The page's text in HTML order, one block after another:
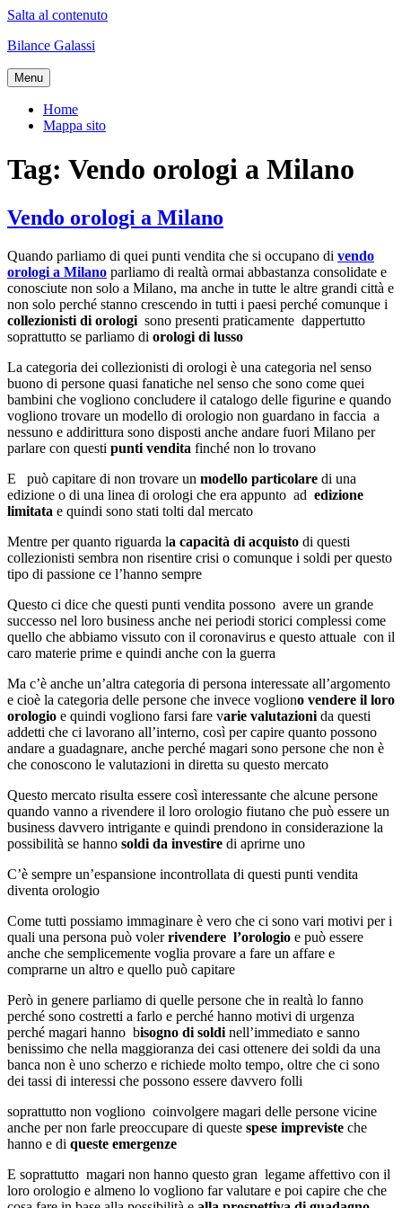
Salta al contenuto
Bilance Galassi
Menu
Home
Mappa sito
Tag: Vendo orologi a Milano
Vendo orologi a Milano
Quando parliamo di quei punti vendita che si occupano di vendo
orologi a Milano parliamo di realtà ormai abbastanza consolidate e
conosciute non solo a Milano, ma anche in tutte le altre grandi città e
non solo perché stanno crescendo in tutti i paesi perché comunque i
collezionisti di orologi sono presenti praticamente dappertutto
soprattutto se parliamo di orologi di lusso
La categoria dei collezionisti di orologi è una categoria nel senso
buono di persone quasi fanatiche nel senso che sono come quei
bambini che vogliono concludere il catalogo delle figurine e quando
vogliono trovare un modello di orologio non guardano in faccia a
nessuno e addirittura sono disposti anche andare fuori Milano per
parlare con questi punti vendita finché non lo trovano
E può capitare di non trovare un modello particolare di una
edizione o di una linea di orologi che era appunto ad edizione
limitata e quindi sono stati tolti dal mercato
Mentre per quanto riguarda la capacità di acquisto di questi
collezionisti sembra non risentire crisi o comunque i soldi per questo
tipo di passione ce l’hanno sempre
Questo ci dice che questi punti vendita possono avere un grande
successo nel loro business anche nei periodi storici complessi come
quello che abbiamo vissuto con il coronavirus e questo attuale con il
caro materie prime e quindi anche con la guerra
Ma c’è anche un’altra categoria di persona interessate all’argomento
e cioè la categoria delle persone che invece vogliono vendere il loro
orologio e quindi vogliono farsi fare varie valutazioni da questi
addetti che ci lavorano all’interno, così per capire quanto possono
andare a guadagnare, anche perché magari sono persone che non è
che conoscono le valutazioni in diretta su questo mercato
Questo mercato risulta essere così interessante che alcune persone
quando vanno a rivendere il loro orologio fiutano che può essere un
business davvero intrigante e quindi prendono in considerazione la
possibilità se hanno soldi da investire di aprirne uno
C’è sempre un’espansione incontrollata di questi punti vendita
diventa orologio
Come tutti possiamo immaginare è vero che ci sono vari motivi per i
quali una persona può volerrivendere l’orologio e può essere
anche che semplicemente voglia provare a fare un affare e
comprarne un altro e quello può capitare
Però in genere parliamo di quelle persone che in realtà lo fanno
perché sono costretti a farlo e perché hanno motivi di urgenza
perché magari hanno bisogno di soldi nell’immediato e sanno
benissimo che nella maggioranza dei casi ottenere dei soldi da una
banca non è uno scherzo e richiede molto tempo, oltre che ci sono
dei tassi di interessi che possono essere davvero folli
soprattutto non vogliono coinvolgere magari delle persone vicine
anche per non farle preoccupare di queste spese impreviste che
hanno e di queste emergenze
E soprattutto magari non hanno questo gran legame affettivo con il
loro orologio e almeno lo vogliono far valutare e poi capire che che